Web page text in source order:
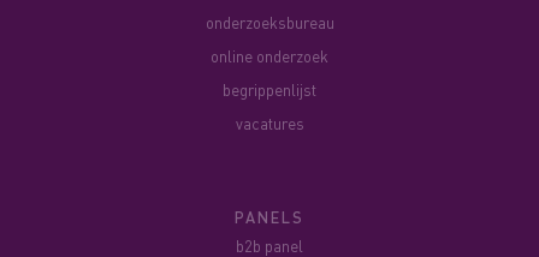
onderzoeksbureau
online onderzoek
begrippenlijst
vacatures
PANELS
b2b panel